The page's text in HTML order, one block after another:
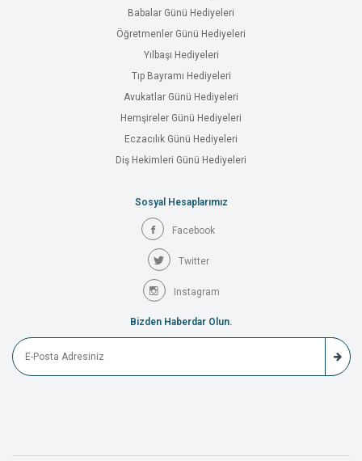
Babalar Günü Hediyeleri
Öğretmenler Günü Hediyeleri
Yılbaşı Hediyeleri
Tıp Bayramı Hediyeleri
Avukatlar Günü Hediyeleri
Hemşireler Günü Hediyeleri
Eczacılık Günü Hediyeleri
Diş Hekimleri Günü Hediyeleri
Sosyal Hesaplarımız
Facebook
Twitter
Instagram
Bizden Haberdar Olun.